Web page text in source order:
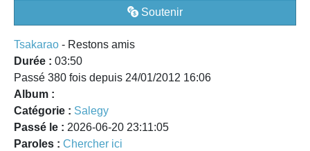
Soutenir
Tsakarao - Restons amis
Durée : 03:50
Passé 380 fois depuis 24/01/2012 16:06
Album :
Catégorie : Salegy
Passé le : 2026-06-20 23:11:05
Paroles : Chercher ici